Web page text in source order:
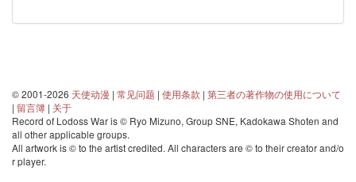
© 2001-2026 天使动漫 | 常见问题 | 使用条款 | 第三者の著作物の使用について
| 留言簿 | 关于
Record of Lodoss War is © Ryo Mizuno, Group SNE, Kadokawa Shoten and
all other applicable groups.
All artwork is © to the artist credited. All characters are © to their creator and/o
r player.